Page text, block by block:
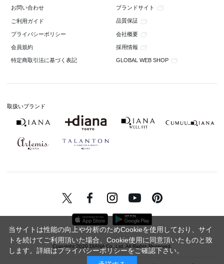
お問い合わせ ブランドサイト
ご利用ガイド 品質保証
プライバシーポリシー 会社概要
会員規約 採用情報
特定商取引法に基づく表記 GLOBAL WEB SHOP
取扱いブランド
Copyright 2020 DIANA Co.,Ltd. All Rights Reserved.
当サイトは性能の向上や分析のためCookieを使用しており、サイ
トを続けてご利用頂いた場合、Cookie使用に同意頂いたものと致
します。詳細はプライバシーポリシーをご確認下さい。